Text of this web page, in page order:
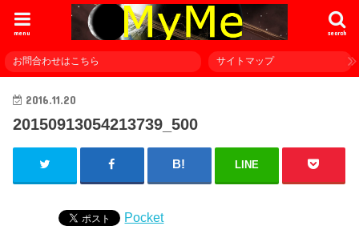
search
menu
お問合わせはこちら サイトマップ
2016.11.20
20150913054213739_500
LINE
Pocket